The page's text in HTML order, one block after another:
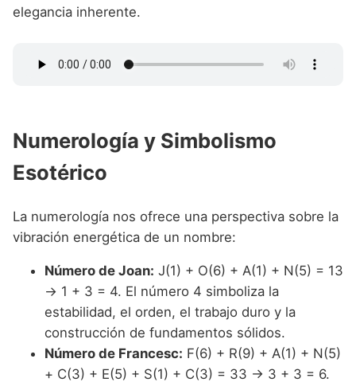
elegancia inherente.
Numerología y Simbolismo
Esotérico
La numerología nos ofrece una perspectiva sobre la
vibración energética de un nombre:
Número de Joan: J(1) + O(6) + A(1) + N(5) = 13
→ 1 + 3 = 4. El número 4 simboliza la
estabilidad, el orden, el trabajo duro y la
construcción de fundamentos sólidos.
Número de Francesc: F(6) + R(9) + A(1) + N(5)
+ C(3) + E(5) + S(1) + C(3) = 33 → 3 + 3 = 6.